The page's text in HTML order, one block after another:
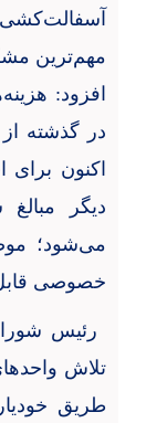
مهم‌ترین
افزود:
در گذشته
اکنون
دیگر مبالغ
می‌شود؛
خصوصی
رئیس
تلاش
طریق